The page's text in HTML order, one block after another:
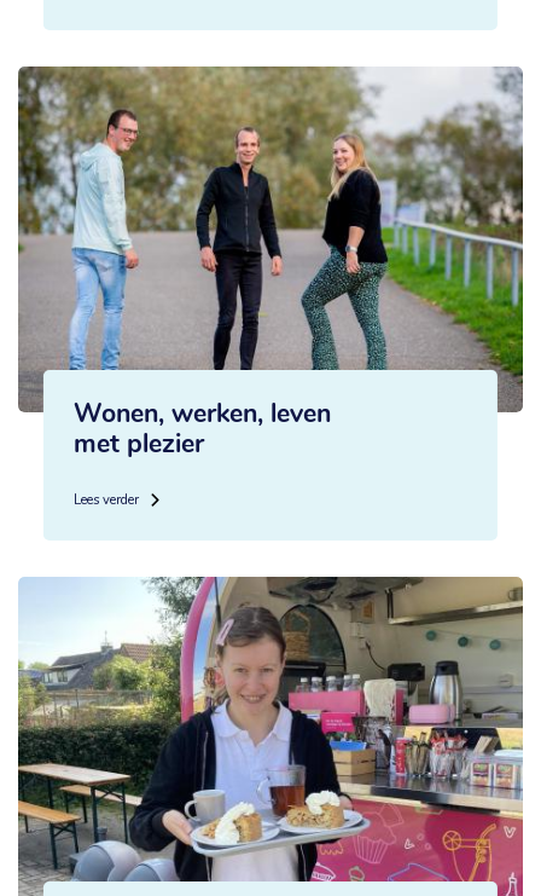
Wonen, werken, leven
met plezier
Lees verder